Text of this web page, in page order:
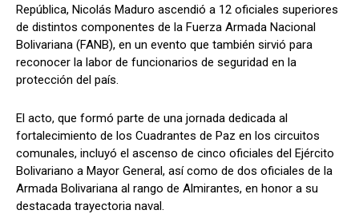
República, Nicolás Maduro ascendió a 12 oficiales superiores
de distintos componentes de la Fuerza Armada Nacional
Bolivariana (FANB), en un evento que también sirvió para
reconocer la labor de funcionarios de seguridad en la
protección del país.
El acto, que formó parte de una jornada dedicada al
fortalecimiento de los Cuadrantes de Paz en los circuitos
comunales, incluyó el ascenso de cinco oficiales del Ejército
Bolivariano a Mayor General, así como de dos oficiales de la
Armada Bolivariana al rango de Almirantes, en honor a su
destacada trayectoria naval.